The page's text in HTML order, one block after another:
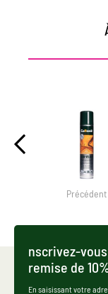
Précédent
nscrivez-
remise de
En saisissant votre